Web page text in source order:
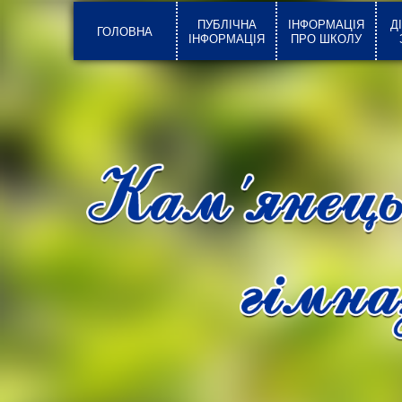
ГОЛОВНА
ПУБЛІЧНА
ІНФОРМАЦІЯ
ІНФОРМАЦІЯ
ПРО ШКОЛУ